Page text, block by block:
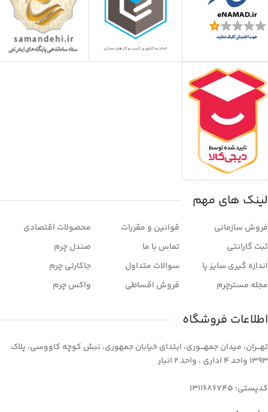
لینک های مهم
فروش سازمانی
ثبت گارانتی
اندازه گیری سایز پا
مجله مسترچرم
قوانین و مقررات
تماس با ما
سوالات متداول
فروش اقساطی
محصولات اقتصادی
صندل چرم
جاکارتی چرم
واکس چرم
اطلاعات فروشگاه
تهـــران، میدان جمهـــوری، ابتدای خیابان جمهوری، نبش کوچه کاووسی، پلاک
1393 واحد 4 اداری ، واحد 2 انبار
کدپستی: 1311686745